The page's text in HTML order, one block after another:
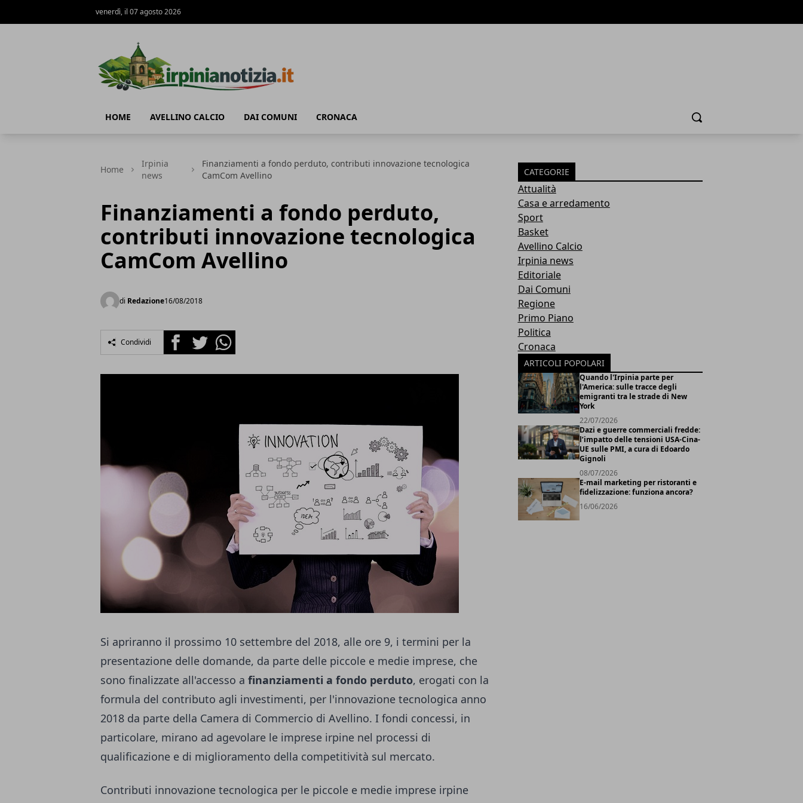
venerdì, il 07 agosto 2026
HOME AVELLINO CALCIO DAI COMUNI CRONACA Cerca
Home
Irpinia
news
Finanziamenti a fondo perduto, contributi innovazione tecnologica
CamCom Avellino
Finanziamenti a fondo perduto,
contributi innovazione tecnologica
CamCom Avellino
di Redazione16/08/2018
Condividi FacebookTwitterWhatsapp
Si apriranno il prossimo 10 settembre del 2018, alle ore 9, i termini per la
presentazione delle domande, da parte delle piccole e medie imprese, che
sono finalizzate all'accesso a finanziamenti a fondo perduto, erogati con la
formula del contributo agli investimenti, per l'innovazione tecnologica anno
2018 da parte della Camera di Commercio di Avellino. I fondi concessi, in
particolare, mirano ad agevolare le imprese irpine nel processi di
qualificazione e di miglioramento della competitività sul mercato.
Contributi innovazione tecnologica per le piccole e medie imprese irpine
CATEGORIE
Attualità
Casa e arredamento
Sport
Basket
Avellino Calcio
Irpinia news
Editoriale
Dai Comuni
Regione
Primo Piano
Politica
Cronaca
ARTICOLI POPOLARI
Quando l'Irpinia parte per
l'America: sulle tracce degli
emigranti tra le strade di New
York
22/07/2026
Dazi e guerre commerciali fredde:
l’impatto delle tensioni USA-Cina-
UE sulle PMI, a cura di Edoardo
Gignoli
08/07/2026
E-mail marketing per ristoranti e
fidelizzazione: funziona ancora?
16/06/2026